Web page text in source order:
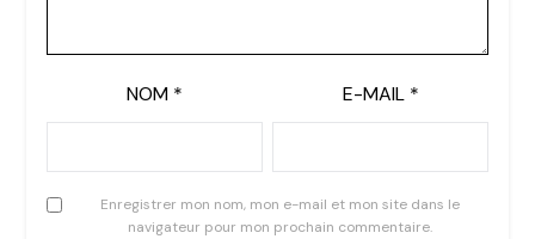
NOM * E-MAIL *
Enregistrer mon nom, mon e-mail et mon site dans le
navigateur pour mon prochain commentaire.